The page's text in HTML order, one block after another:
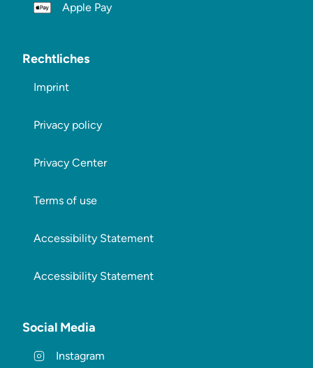
Apple Pay
Rechtliches
Imprint
Privacy policy
Privacy Center
Terms of use
Accessibility Statement
Accessibility Statement
Social Media
Instagram